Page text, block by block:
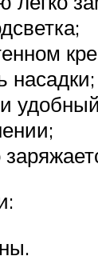
насадки;